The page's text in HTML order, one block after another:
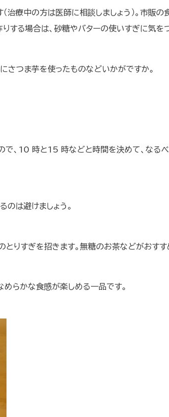
療中の方は医師に相談しましょう）。市販の
する場合は、砂糖やバターの使いすぎに気をつ
さつま芋を使ったものなどいかがですか。
で、10 時と15 時などと時間を決めて、なる
は避けましょう。
りすぎを招きます。無糖のお茶などがおすす
めらかな食感が楽しめる一品です。